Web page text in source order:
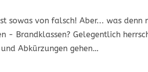
sowas von falsch! Aber... was denn
- Brandklassen? Gelegentlich
Abkürzungen gehen…